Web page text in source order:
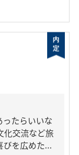
たらいいな
化交流など旅
びを広めた...